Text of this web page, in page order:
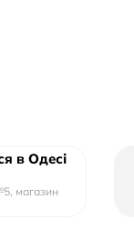
в Одесі
магазин